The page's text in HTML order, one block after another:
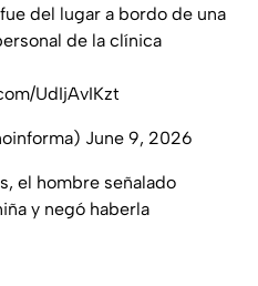
del lugar a bordo de una
de la clínica
UdIjAvIKzt
June 9, 2026
el hombre señalado
y negó haberla